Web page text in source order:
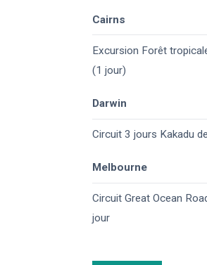
Cairns
Excursion Forêt
(1 jour)
Darwin
Circuit 3 jours Kakadu
Melbourne
Circuit Great Ocean
jour